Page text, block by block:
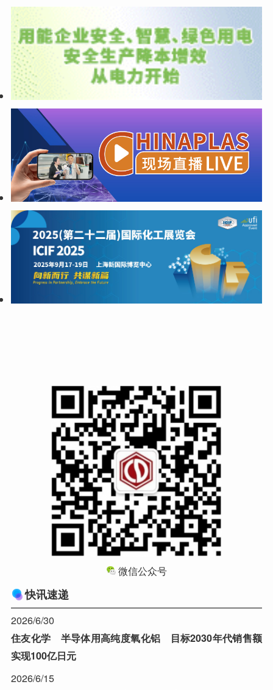
微信公众号
快讯速递
2026/6/30
住友化学 半导体用高纯度氧化铝 目标2030年代销售额
实现100亿日元
2026/6/15